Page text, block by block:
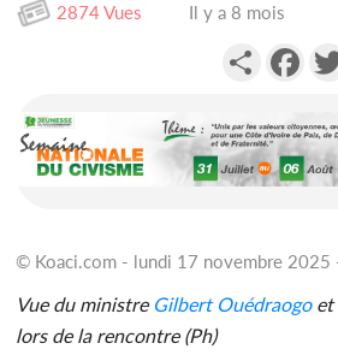
2874 Vues Il y a 8 mois
Partager
© Koaci.com - lundi 17 novembre 2025
Vue du ministre Gilbert Ouédraogoet
lors de la rencontre (Ph)